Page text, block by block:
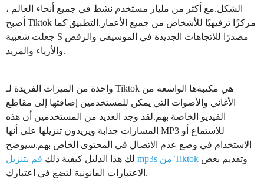
الشكل.مع أكثر من مليار مستخدم نشط في جميع أنحاء العالم ،
أصبح Tiktok مركزًا ترفيهيًا للأشخاص من جميع الأعمار.التطبيق'كما
جعلت شعبية S مصدرًا للاتجاهات الجديدة في الموسيقى والرقص
والأزياء والمزيد.
واحدة من الميزات الفريدة لـ Tiktok هي مكتبةها الواسعة من
الأغاني والأصوات التي يمكن للمستخدمين إضافتها إلى مقاطع
الفيديو الخاصة بهم.لقد وجد العديد من المستخدمين أن هذه
المسارات جذابة ويريدون تنزيلها على أنها MP3 للاستماع أو
الاستخدام في وضع عدم الاتصال في المحتوى الخاص بهم.سيوضح
لك هذا الدليل كيفية ذلك
قم بتنزيل mp3s من Tiktok وتقديم بعض
الاعتبارات القانونية لتضع في اعتبارك.